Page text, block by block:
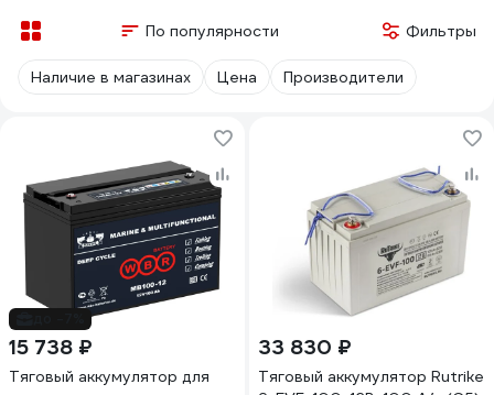
По популярности Фильтры
Наличие в магазинах Цена Производители
15 738 ₽
Тяговый аккумулятор для
33 830 ₽
Тяговый аккумулятор Rutrike